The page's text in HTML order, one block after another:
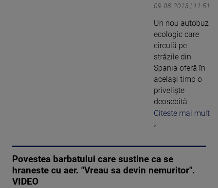
09-08-2013 | 11:51
Un nou autobuz
ecologic care
circulă pe
străzile din
Spania oferă în
acelaşi timp o
privelişte
deosebită ...
Citeste mai mult
›
Povestea barbatului care sustine ca se
hraneste cu aer. "Vreau sa devin nemuritor".
VIDEO